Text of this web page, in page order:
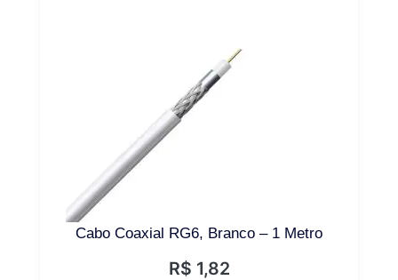
Cabo Coaxial RG6, Branco – 1 Metro
R$ 1,82